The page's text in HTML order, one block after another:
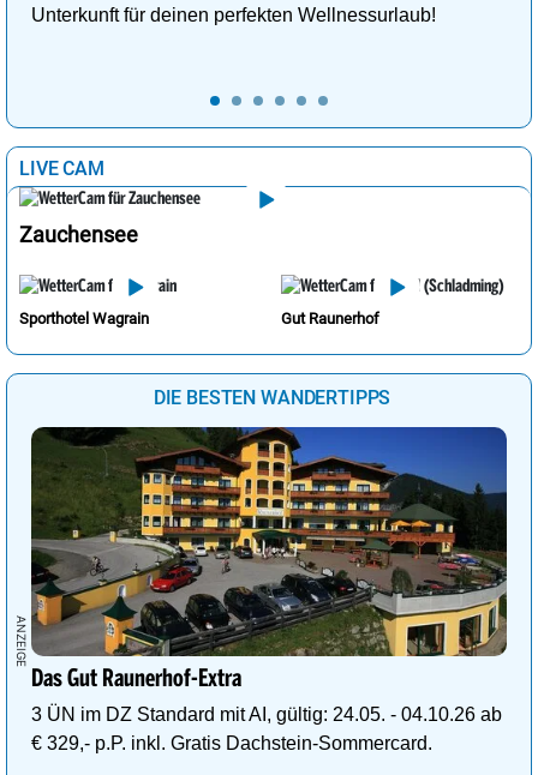
Unterkunft für deinen perfekten Wellnessurlaub!
LIVE CAM
Zauchensee
Sporthotel Wagrain Gut Raunerhof
DIE BESTEN WANDERTIPPS
Das Gut Raunerhof-Extra
3 ÜN im DZ Standard mit AI, gültig: 24.05. - 04.10.26 ab
€ 329,- p.P. inkl. Gratis Dachstein-Sommercard.